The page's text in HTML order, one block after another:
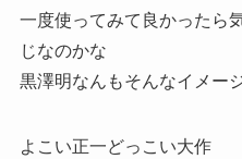
一度使ってみて良かったら
じなのかな
黒澤明なんもそんなイメー
よこい正一どっこい大作